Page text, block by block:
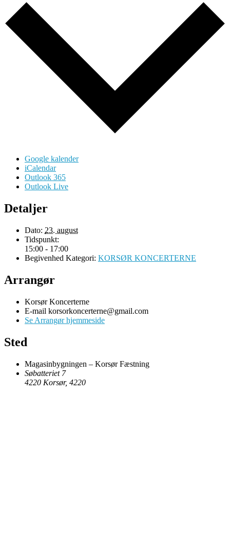
Google kalender
iCalendar
Outlook 365
Outlook Live
Detaljer
Dato: 23. august
Tidspunkt:
15:00 - 17:00
Begivenhed Kategori: KORSØR KONCERTERNE
Arrangør
Korsør Koncerterne
E-mail korsorkoncerterne@gmail.com
Se Arrangør hjemmeside
Sted
Magasinbygningen – Korsør Fæstning
Søbatteriet 7
4220 Korsør, 4220